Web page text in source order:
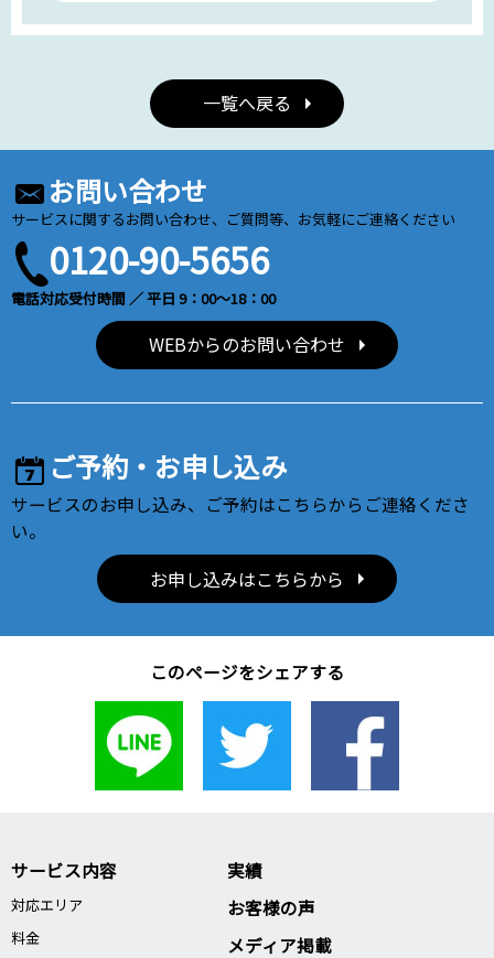
一覧へ戻る
お問い合わせ
サービスに関するお問い合わせ、ご質問等、お気軽にご連絡ください
0120-90-5656
電話対応受付時間 ／ 平日 9：00～18：00
WEBからのお問い合わせ
ご予約・お申し込み
サービスのお申し込み、ご予約はこちらからご連絡くださ
い。
お申し込みはこちらから
このページをシェアする
サービス内容
対応エリア
料金
実績
お客様の声
メディア掲載